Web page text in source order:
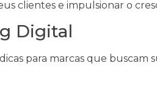
clientes e impulsionar o
Digital
para marcas que buscam